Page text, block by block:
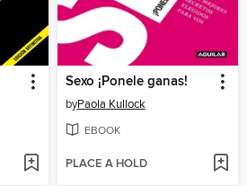
Sexo ¡Ponele ganas!
byPaola Kullock
EBOOK
PLACE A HOLD